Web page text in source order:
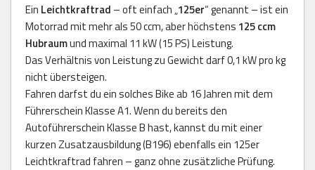
Ein Leichtkraftrad – oft einfach „125er“ genannt – ist ein
Motorrad mit mehr als 50 ccm, aber höchstens 125 ccm
Hubraumund maximal 11 kW (15 PS) Leistung.
Das Verhältnis von Leistung zu Gewicht darf 0,1 kW pro kg
nicht übersteigen.
Fahren darfst du ein solches Bike ab 16 Jahren mit dem
Führerschein Klasse A1. Wenn du bereits den
Autoführerschein Klasse B hast, kannst du mit einer
kurzen Zusatzausbildung (B196) ebenfalls ein 125er
Leichtkraftrad fahren – ganz ohne zusätzliche Prüfung.